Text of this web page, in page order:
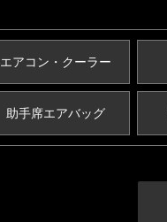
エアコン・クーラー
助手席エアバッグ